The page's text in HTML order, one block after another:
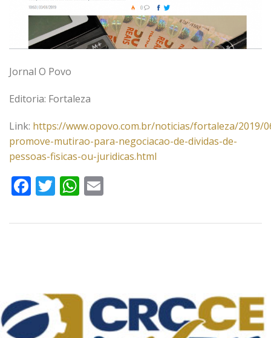
Jornal O Povo
Editoria: Fortaleza
Link: https://www.opovo.com.br/noticias/fortaleza/2019/
promove-mutirao-para-negociacao-de-dividas-de-
pessoas-fisicas-ou-juridicas.html
Facebook
TwitterWhatsApp